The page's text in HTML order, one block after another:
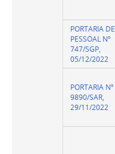
PORTARIA DE
PESSOAL Nº
747/SGP,
05/12/2022
PORTARIA Nº
9890/SAR,
29/11/2022